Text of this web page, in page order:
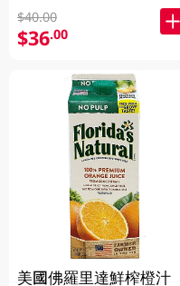
$40.00
$36.00
美國佛羅里達鮮榨橙汁